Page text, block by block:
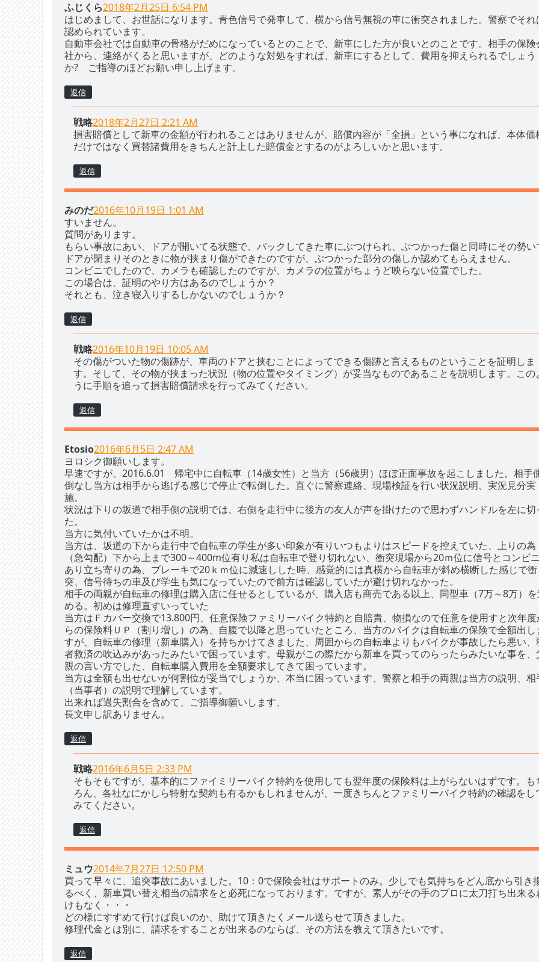
ふじくら2018年2月25日 6:54 PM
はじめまして、お世話になります。青色信号で発車して、横から信号無視の車に衝突されました。警察でそれ
認められています。
自動車会社では自動車の骨格がだめになっているとのことで、新車にした方が良いとのことです。相手の保険
社から、連絡がくると思いますが、どのような対処をすれば、新車にするとして、費用を抑えられるでしょう
か? ご指導のほどお願い申し上げます。
返信
戦略2018年2月27日 2:21 AM
損害賠償として新車の金額が行われることはありませんが、賠償内容が「全損」という事になれば、本体価
だけではなく買替諸費用をきちんと計上した賠償金とするのがよろしいかと思います。
返信
みのだ2016年10月19日 1:01 AM
すいません。
質問があります。
もらい事故にあい、ドアが開いてる状態で、バックしてきた車にぶつけられ、ぶつかった傷と同時にその勢い
ドアが閉まりそのときに物が挟まり傷ができたのですが、ぶつかった部分の傷しか認めてもらえません。
コンビニでしたので、カメラも確認したのですが、カメラの位置がちょうど映らない位置でした。
この場合は、証明のやり方はあるのでしょうか？
それとも、泣き寝入りするしかないのでしょうか？
返信
戦略2016年10月19日 10:05 AM
その傷がついた物の傷跡が、車両のドアと挟むことによってできる傷跡と言えるものということを証明しま
す。そして、その物が挟まった状況（物の位置やタイミング）が妥当なものであることを説明します。この
うに手順を追って損害賠償請求を行ってみてください。
返信
Etosio2016年6月5日 2:47 AM
ヨロシク御願いします。
早速ですが、2016.6.01 帰宅中に自転車（14歳女性）と当方（56歳男）ほぼ正面事故を起こしました。相手
倒なし当方は相手から逃げる感じで停止で転倒した。直ぐに警察連絡、現場検証を行い状況説明、実況見分実
施。
状況は下りの坂道で相手側の説明では、右側を走行中に後方の友人が声を掛けたので思わずハンドルを左に切
た。
当方に気付いていたかは不明。
当方は、坂道の下から走行中で自転車の学生が多い印象が有りいつもよりはスピードを控えていた、上りの為
（急勾配）下から上まで300～400m位有り私は自転車で登り切れない、衝突現場から20ｍ位に信号とコンビ
あり立ち寄りの為、ブレーキで20ｋｍ位に減速しした時、感覚的には真横から自転車が斜め横断した感じで衝
突、信号待ちの車及び学生も気になっていたので前方は確認していたが避け切れなかった。
相手の両親が自転車の修理は購入店に任せるとしているが、購入店も商売である以上、同型車（7万～8万）
める。初めは修理直すいっていた
当方はＦカバー交換で13.800円、任意保険ファミリーバイク特約と自賠責、物損なので任意を使用すと次年度
らの保険料ＵＰ（割り増し）の為、自腹で以降と思っていたところ、当方のバイクは自転車の保険で全額出し
すが、自転車の修理（新車購入）を持ちかけてきました、周囲からの自転車よりもバイクが事故したら悪い、
者救済の吹込みがあったみたいで困っています。母親がこの際だから新車を買ってのらったらみたいな事を、
親の言い方でした、自転車購入費用を全額要求してきて困っています。
当方は全額も出せないが何割位が妥当でしょうか、本当に困っています、警察と相手の両親は当方の説明、相
（当事者）の説明で理解しています。
出来れば過失割合を含めて、ご指導御願いします、
長文申し訳ありません。
返信
戦略2016年6月5日 2:33 PM
そもそもですが、基本的にファイミリーバイク特約を使用しても翌年度の保険料は上がらないはずです。も
ろん、各社なにかしら特射な契約も有るかもしれませんが、一度きちんとファミリーバイク特約の確認をし
みてください。
返信
ミュウ2014年7月27日 12:50 PM
買って早々に、追突事故にあいました。10：0で保険会社はサポートのみ。少しでも気持ちをどん底から引き
るべく、新車買い替え相当の請求をと必死になっております。ですが、素人がその手のプロに太刀打ち出来る
けもなく・・・
どの様にすすめて行けば良いのか、助けて頂きたくメール送らせて頂きました。
修理代金とは別に、請求をすることが出来るのならば、その方法を教えて頂きたいです。
返信